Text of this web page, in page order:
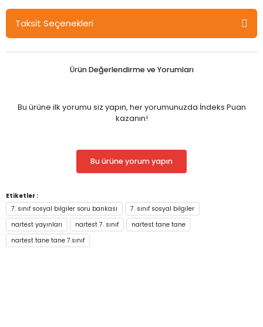
Nartest 7. Sınıf Sosyal Bilgiler Tane Tane Soru Bankası Nartest
Yayınları
BİLGİ KARTI
Cilt
İç Kağıt
Taksit Seçenekleri
Ürün Değerlendirme ve Yorumları
Bu ürüne ilk yorumu siz yapın, her yorumunuzda İndeks Puan
kazanın!
Bu ürüne yorum yapın
Etiketler :
7. sınıf sosyal bilgiler soru bankası
7. sınıf sosyal bilgiler
nartest yayınları
nartest 7. sınıf
nartest tane tane
nartest tane tane 7.sınıf